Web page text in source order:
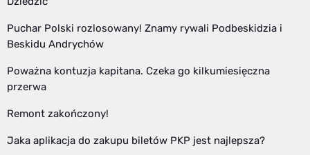
Puchar Polski rozlosowany! Znamy rywali Podbeskidzia i
Beskidu Andrychów
Poważna kontuzja kapitana. Czeka go kilkumiesięczna
przerwa
Remont zakończony!
Jaka aplikacja do zakupu biletów PKP jest najlepsza?